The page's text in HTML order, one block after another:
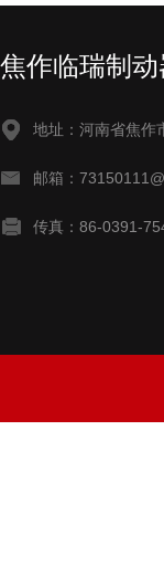
焦作临瑞制动
地址：河南省焦作
邮箱：
传真：86-0391-